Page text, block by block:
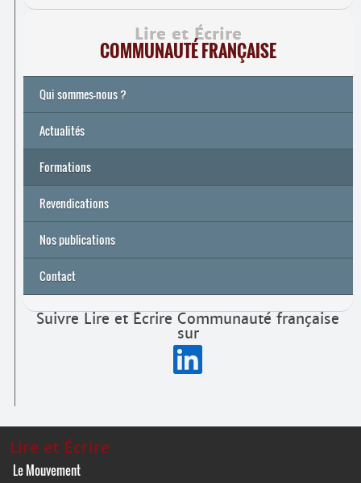
Lire et Écrire
COMMUNAUTÉ FRANÇAISE
Qui sommes-nous ?
Actualités
Formations
Archives
Université de printemps 2026
Revendications
Nos publications
Contact
Suivre Lire et Écrire Communauté française
sur
Lire et Écrire
Le Mouvement